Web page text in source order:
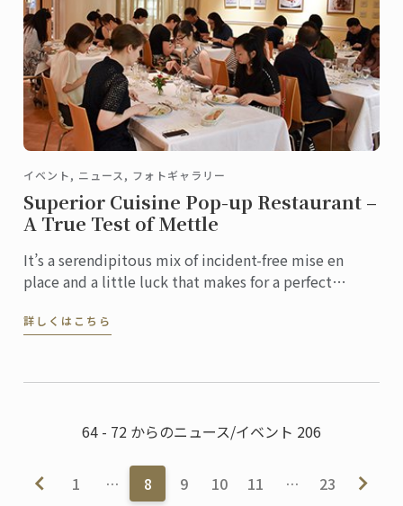
イベント, ニュース, フォトギャラリー
Superior Cuisine Pop-up Restaurant –
A True Test of Mettle
It’s a serendipitous mix of incident-free mise en
place and a little luck that makes for a perfect
...
詳しくはこちら
64 - 72 からのニュース/イベント 206
1 … 8 9 10 11 … 23